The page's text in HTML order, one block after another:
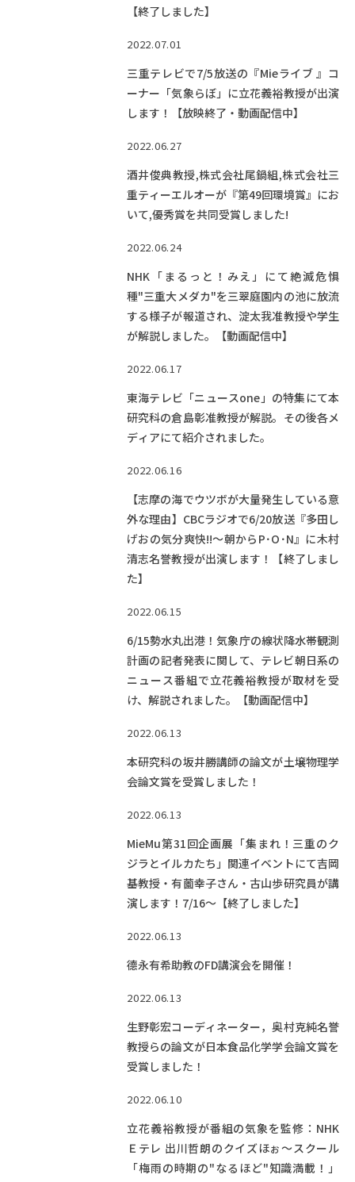
【終了しました】
2022.07.01
三重テレビで7/5放送の『Mieライブ 』コ
ーナー「気象らぼ」に立花義裕教授が出演
します！【放映終了・動画配信中】
2022.06.27
酒井俊典教授,株式会社尾鍋組,株式会社三
重ティーエルオーが『第49回環境賞』にお
いて,優秀賞を共同受賞しました!
2022.06.24
NHK「まるっと！みえ」にて絶滅危惧
種"三重大メダカ"を三翠庭園内の池に放流
する様子が報道され、淀太我准教授や学生
が解説しました。【動画配信中】
2022.06.17
東海テレビ「ニュースone」の特集にて本
研究科の倉島彰准教授が解説。その後各メ
ディアにて紹介されました。
2022.06.16
【志摩の海でウツボが大量発生している意
外な理由】CBCラジオで6/20放送『多田し
げおの気分爽快!!～朝からP･O･N』に木村
清志名誉教授が出演します！【終了しまし
た】
2022.06.15
6/15勢水丸出港！気象庁の線状降水帯観測
計画の記者発表に関して、テレビ朝日系の
ニュース番組で立花義裕教授が取材を受
け、解説されました。【動画配信中】
2022.06.13
本研究科の坂井勝講師の論文が土壌物理学
会論文賞を受賞しました！
2022.06.13
MieMu第31回企画展「集まれ！三重のク
ジラとイルカたち」関連イベントにて吉岡
基教授・有薗幸子さん・古山歩研究員が講
演します！7/16～【終了しました】
2022.06.13
德永有希助教のFD講演会を開催！
2022.06.13
生野彰宏コーディネーター，奥村克純名誉
教授らの論文が日本食品化学学会論文賞を
受賞しました！
2022.06.10
立花義裕教授が番組の気象を監修：NHK
Ｅテレ 出川哲朗のクイズほぉ～スクール
「梅雨の時期の"なるほど"知識満載！」